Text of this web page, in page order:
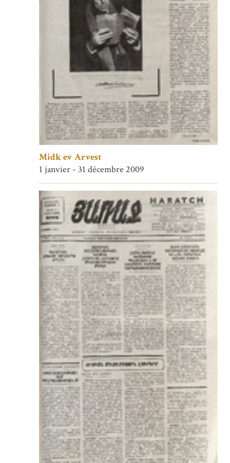
Midk ev Arvest
1 janvier - 31 décembre 2009